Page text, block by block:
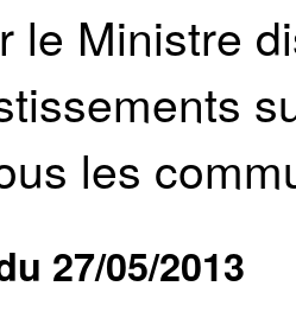
le Ministre
les
27/05/2013